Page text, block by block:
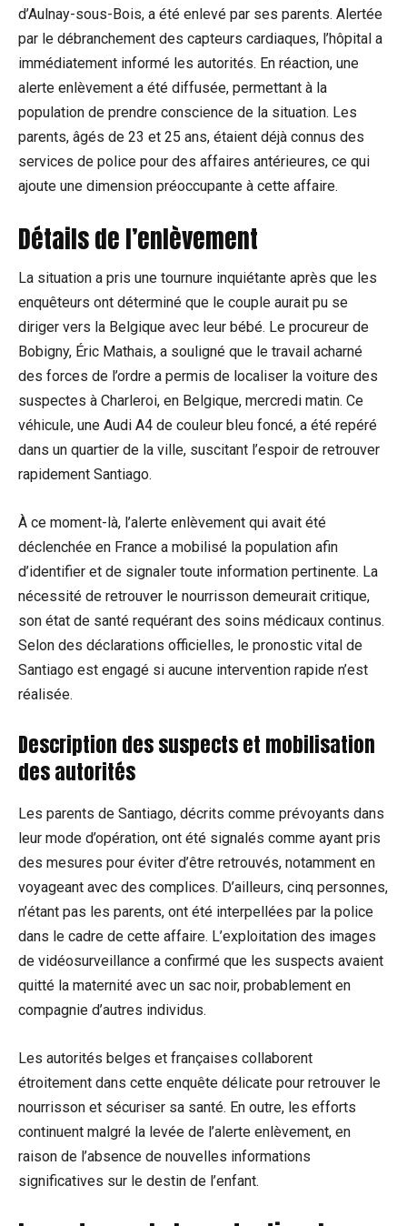
d’Aulnay-sous-Bois, a été enlevé par ses parents. Alertée
par le débranchement des capteurs cardiaques, l’hôpital a
immédiatement informé les autorités. En réaction, une
alerte enlèvement a été diffusée, permettant à la
population de prendre conscience de la situation. Les
parents, âgés de 23 et 25 ans, étaient déjà connus des
services de police pour des affaires antérieures, ce qui
ajoute une dimension préoccupante à cette affaire.
Détails de l’enlèvement
La situation a pris une tournure inquiétante après que les
enquêteurs ont déterminé que le couple aurait pu se
diriger vers la Belgique avec leur bébé. Le procureur de
Bobigny, Éric Mathais, a souligné que le travail acharné
des forces de l’ordre a permis de localiser la voiture des
suspectes à Charleroi, en Belgique, mercredi matin. Ce
véhicule, une Audi A4 de couleur bleu foncé, a été repéré
dans un quartier de la ville, suscitant l’espoir de retrouver
rapidement Santiago.
À ce moment-là, l’alerte enlèvement qui avait été
déclenchée en France a mobilisé la population afin
d’identifier et de signaler toute information pertinente. La
nécessité de retrouver le nourrisson demeurait critique,
son état de santé requérant des soins médicaux continus.
Selon des déclarations officielles, le pronostic vital de
Santiago est engagé si aucune intervention rapide n’est
réalisée.
Description des suspects et mobilisation
des autorités
Les parents de Santiago, décrits comme prévoyants dans
leur mode d’opération, ont été signalés comme ayant pris
des mesures pour éviter d’être retrouvés, notamment en
voyageant avec des complices. D’ailleurs, cinq personnes,
n’étant pas les parents, ont été interpellées par la police
dans le cadre de cette affaire. L’exploitation des images
de vidéosurveillance a confirmé que les suspects avaient
quitté la maternité avec un sac noir, probablement en
compagnie d’autres individus.
Les autorités belges et françaises collaborent
étroitement dans cette enquête délicate pour retrouver le
nourrisson et sécuriser sa santé. En outre, les efforts
continuent malgré la levée de l’alerte enlèvement, en
raison de l’absence de nouvelles informations
significatives sur le destin de l’enfant.